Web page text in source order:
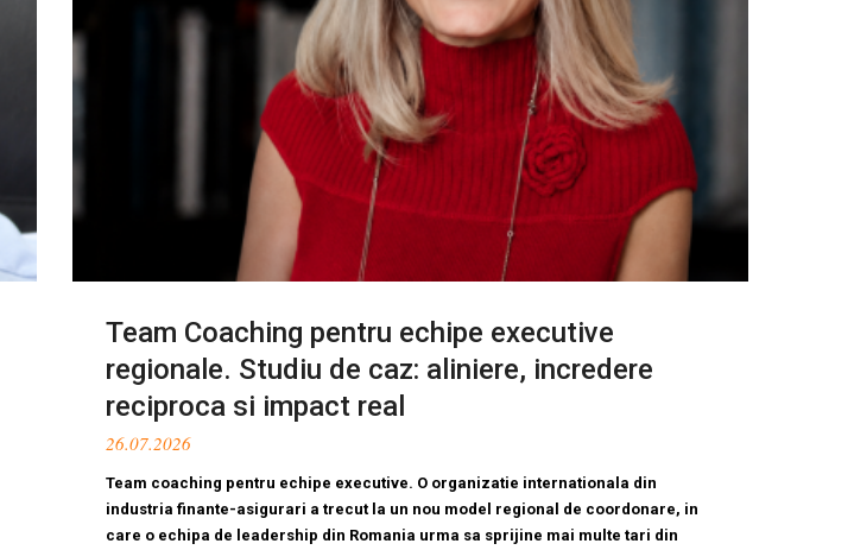
Team Coaching pentru echipe executive
regionale. Studiu de caz: aliniere, incredere
reciproca si impact real
26.07.2026
Team coaching pentru echipe executive. O organizatie internationala din
industria finante-asigurari a trecut la un nou model regional de coordonare, in
care o echipa de leadership din Romania urma sa sprijine mai multe tari din